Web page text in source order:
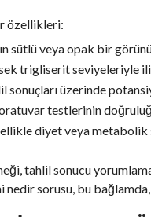
özellikleri:
sütlü veya opak bir
trigliserit seviyeleriyle
sonuçları üzerinde
testlerinin
diyet veya metabolik
tahlil sonucu
sorusu, bu